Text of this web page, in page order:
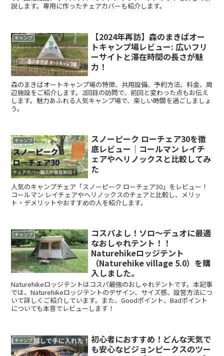
説します。専用に作ったチェアカバーも紹介します。
キャンプ
【2024年再訪】森のまきばオー
トキャンプ場レビュー: 広いフリ
ーサイトと滞在時間の長さが魅
力！
森のまきばオートキャンプ場の特徴、共用設備、予約方法、料金、周
辺施設をご紹介します。2回目の訪問で、前回と変わった点もお伝え
します。魅力あふれる人気キャンプ場で、楽しい時間を過ごしましょ
う。
キャンプ
スノーピーク ローチェア30を徹
底レビュー｜コールマン レイチ
ェアやヘリノックスと比較してみ
た
人気のキャンプチェア「スノーピーク ローチェア30」をレビュー！
コールマン レイチェアやヘリノックスのチェアと比較し、メリッ
ト・デメリットやおすすめの人を紹介します。
キャンプ
コスパよし！ソロ〜デュオに最適
なおしゃれテント！！
Naturehikeロッジテント
（Naturehike village 5.0）を購
入しました。
Naturehikeロッジテントはコスパ最強のおしゃれテントです。本記事
では、Naturehikeロッジテントのデザイン、サイズ感、設営方法につ
いて詳しくご紹介しています。また、Goodポイント、Badポイント
についても本音でレビューします！
キャンプ
初心者におすすめ！どんな天気で
も安心なビジョンピークスのツー